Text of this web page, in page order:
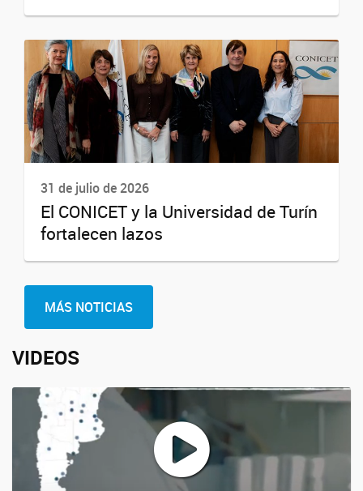
31 de julio de 2026
El CONICET y la Universidad de Turín
fortalecen lazos
MÁS NOTICIAS
VIDEOS